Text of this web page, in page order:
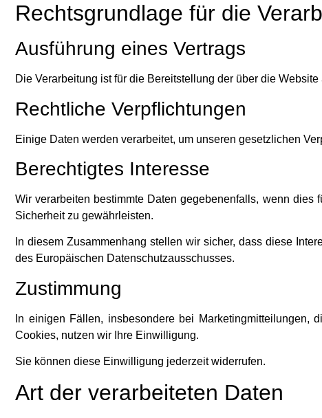
Rechtsgrundlage für die
Ausführung eines Vertrags
Die Verarbeitung ist für die Bereitstellung der über die
Rechtliche Verpflichtungen
Einige Daten werden verarbeitet, um unseren gesetzlichen
Berechtigtes Interesse
Wir verarbeiten bestimmte Daten gegebenenfalls, wenn
Sicherheit zu gewährleisten.
In diesem Zusammenhang stellen wir sicher, dass diese
des Europäischen Datenschutzausschusses.
Zustimmung
In einigen Fällen, insbesondere bei
Cookies, nutzen wir Ihre Einwilligung.
Sie können diese Einwilligung jederzeit widerrufen.
Art der verarbeiteten Daten